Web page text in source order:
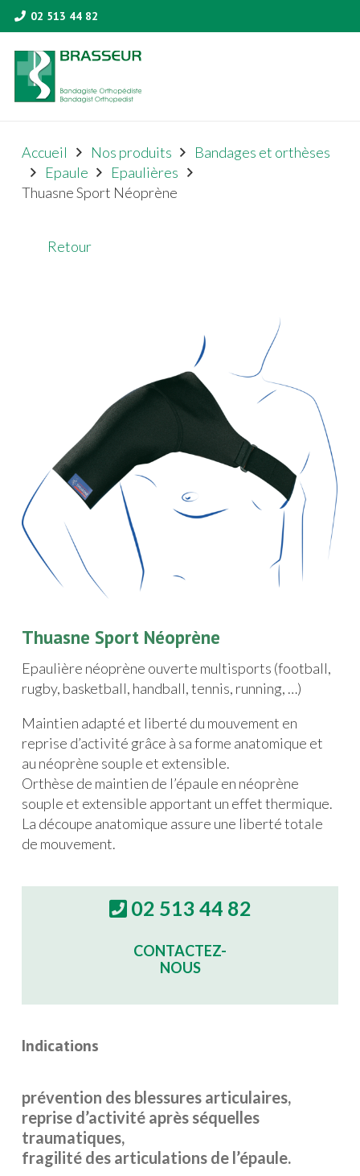
02 513 44 82
Accueil Nos produits
Bandages et orthèses
Epaule
Epaulières
Thuasne Sport Néoprène
Retour
Thuasne Sport Néoprène
Epaulière néoprène ouverte multisports (football,
rugby, basketball, handball, tennis, running, …)
Maintien adapté et liberté du mouvement en
reprise d’activité grâce à sa forme anatomique et
au néoprène souple et extensible.
Orthèse de maintien de l’épaule en néoprène
souple et extensible apportant un effet thermique.
La découpe anatomique assure une liberté totale
de mouvement.
02 513 44 82
CONTACTEZ-
NOUS
Indications
prévention des blessures articulaires,
reprise d’activité après séquelles
traumatiques,
fragilité des articulations de l’épaule.